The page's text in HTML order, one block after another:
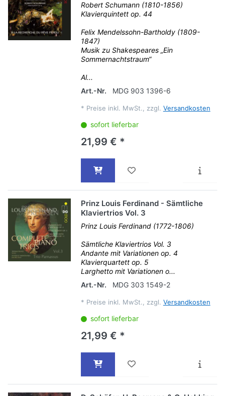
Robert Schumann (1810-1856)
Klavierquintett op. 44
Felix Mendelssohn-Bartholdy (1809-
1847)
Musik zu Shakespeares „Ein
Sommernachtstraum“
Al...
Art.-Nr.
MDG 903 1396-6
* Preise inkl. MwSt., zzgl. Versandkosten
sofort lieferbar
21,99 € *
Prinz Louis Ferdinand - Sämtliche
Klaviertrios Vol. 3
Prinz Louis Ferdinand (1772-1806)
Sämtliche Klaviertrios Vol. 3
Andante mit Variationen op. 4
Klavierquartett op. 5
Larghetto mit Variationen o...
Art.-Nr.
MDG 303 1549-2
* Preise inkl. MwSt., zzgl. Versandkosten
sofort lieferbar
21,99 € *